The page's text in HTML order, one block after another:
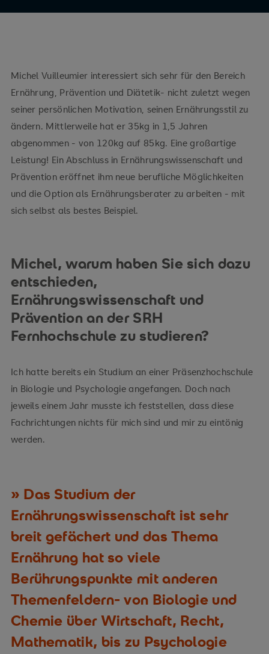
Michel Vuilleumier interessiert sich sehr für den Bereich
Ernährung, Prävention und Diätetik- nicht zuletzt wegen
seiner persönlichen Motivation, seinen Ernährungsstil zu
ändern. Mittlerweile hat er 35kg in 1,5 Jahren
abgenommen - von 120kg auf 85kg. Eine großartige
Leistung! Ein Abschluss in Ernährungswissenschaft und
Prävention eröffnet ihm neue berufliche Möglichkeiten
und die Option als Ernährungsberater zu arbeiten - mit
sich selbst als bestes Beispiel.
Michel, warum haben Sie sich dazu
entschieden,
Ernährungswissenschaft und
Prävention an der SRH
Fernhochschule zu studieren?
Ich hatte bereits ein Studium an einer Präsenzhochschule
in Biologie und Psychologie angefangen. Doch nach
jeweils einem Jahr musste ich feststellen, dass diese
Fachrichtungen nichts für mich sind und mir zu eintönig
werden.
Das Studium der
Ernährungswissenschaft ist sehr
breit gefächert und das Thema
Ernährung hat so viele
Berührungspunkte mit anderen
Themenfeldern- von Biologie und
Chemie über Wirtschaft, Recht,
Mathematik, bis zu Psychologie